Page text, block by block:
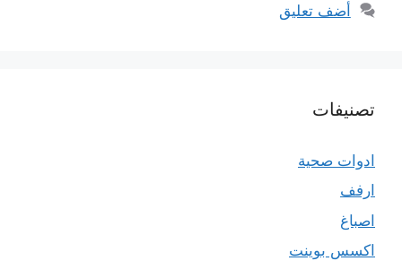
أضف تعليق
تصنيفات
ادوات صحية
ارفف
اصباغ
اكسس بوينت